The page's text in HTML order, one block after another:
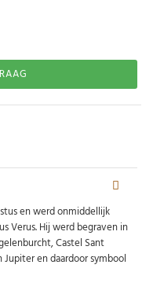
en werd onmiddellijk
Verus. Hij werd begraven in
Castel Sant
Jupiter en daardoor symbool